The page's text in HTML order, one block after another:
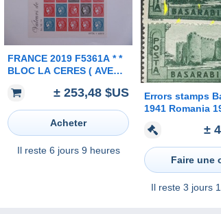
FRANCE 2019 F5361A * *
BLOC LA CERES ( AVEC
D ORIGINE ) TIRAGE 6000
EXEMPLAIRES
± 253,48 $US
Acheter
Il reste 6 jours 9 heures
Errors stamps
1941 Romania
"R" `` c`` , BASARABIA ,
Soroca, , mnh
±
Faire une
Il reste 3 jours